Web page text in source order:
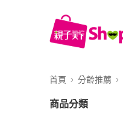
首頁 分齡推薦
商品分類